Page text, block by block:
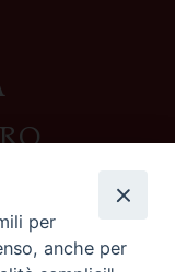
per
anche per